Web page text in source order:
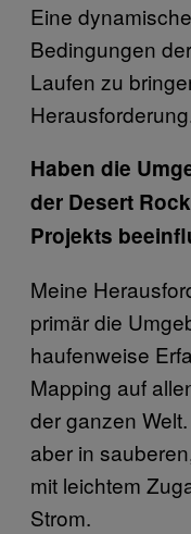
Eine
Bedingungen
Laufen zu
Haben die
der Desert
Projekts
Meine
primär die
haufenweise
Mapping auf
der ganzen
aber in
mit leichtem
Strom.